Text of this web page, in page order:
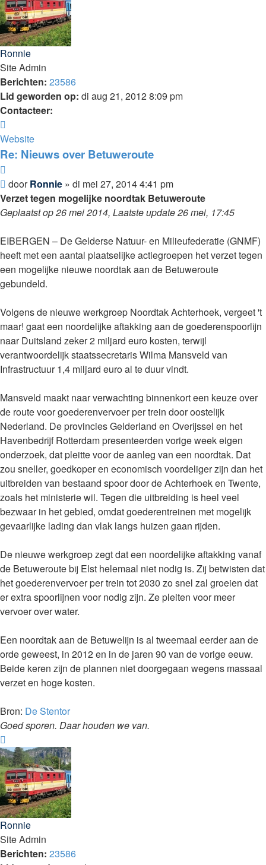
Ronnie
Site Admin
Berichten: 23586
Lid geworden op: di aug 21, 2012 8:09 pm
Contacteer:
Ronnie
Website
Re: Nieuws over Betuweroute
Bericht
doorRonnie » di mei 27, 2014 4:41 pm
Verzet tegen mogelijke noordtak Betuweroute
Geplaatst op 26 mei 2014, Laatste update 26 mei, 17:45
EIBERGEN – De Gelderse Natuur- en Milieufederatie (GNMF)
heeft met een aantal plaatselijke actiegroepen het verzet tegen
een mogelijke nieuwe noordtak aan de Betuweroute
gebundeld.
Volgens de nieuwe werkgroep Noordtak Achterhoek, vergeet 't
maar! gaat een noordelijke aftakking aan de goederenspoorlijn
naar Duitsland zeker 2 miljard euro kosten, terwijl
verantwoordelijk staatssecretaris Wilma Mansveld van
Infrastructuur 1,4 miljard euro al te duur vindt.
Mansveld maakt naar verwachting binnenkort een keuze over
de route voor goederenvervoer per trein door oostelijk
Nederland. De provincies Gelderland en Overijssel en het
Havenbedrijf Rotterdam presenteerden vorige week eigen
onderzoek, dat pleitte voor de aanleg van een noordtak. Dat
zou sneller, goedkoper en economisch voordeliger zijn dan het
uitbreiden van bestaand spoor door de Achterhoek en Twente,
zoals het ministerie wil. Tegen die uitbreiding is heel veel
bezwaar in het gebied, omdat goederentreinen met mogelijk
gevaarlijke lading dan vlak langs huizen gaan rijden.
De nieuwe werkgroep zegt dat een noordelijke aftakking vanaf
de Betuweroute bij Elst helemaal niet nodig is. Zij betwisten dat
het goederenvervoer per trein tot 2030 zo snel zal groeien dat
er extra spoorlijnen voor nodig zijn. Ze pleiten voor meer
vervoer over water.
Een noordtak aan de Betuwelijn is al tweemaal eerder aan de
orde geweest, in 2012 en in de jaren 90 van de vorige eeuw.
Beide keren zijn de plannen niet doorgegaan wegens massaal
verzet en hoge kosten.
Bron: De Stentor
Goed sporen. Daar houden we van.
Ronnie
Site Admin
Berichten: 23586